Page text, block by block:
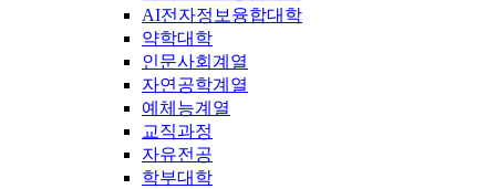
AI전자정보융합대학
약학대학
인문사회계열
자연공학계열
예체능계열
교직과정
자유전공
학부대학